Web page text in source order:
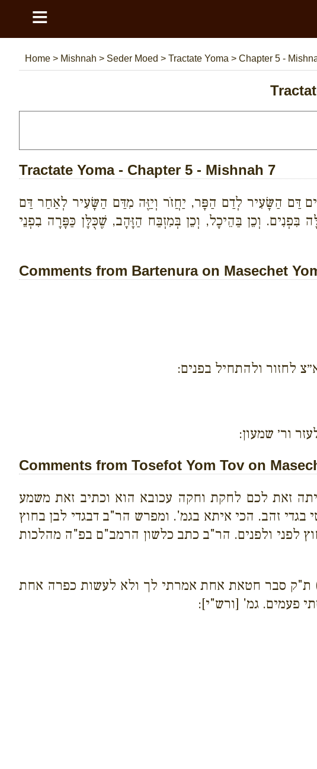
≡
Home > Mishnah > Seder Moed > Tractate Yoma > Chapter 5 -
Tractate Yoma - Chapter 5 - Mishnah 7
דַּם הַשָּׂעִיר לְדַם הַפָּר, יַחֲזֹר וְיַזֶּה מִדַּם הַשָּׂעִיר לְאַחַר דַּם
וְכֵן בַּהֵיכָל, וְכֵן בְּמִזְבַּח הַזָּהָב, שֶׁכֻּלָּן כַּפָּרָה בִפְנֵי
Comments from Bartenura on Masechet
לחזור ולהתחיל בפנים:
ור׳ שמעון:
Comments from Tosefot Yom Tov on
זאת לכם לחקת וחקה עכובא הוא וכתיב זאת משמע
זהב. הכי איתא בגמ'. ומפרש הר"ב דבגדי לבן בחוץ
לפני ולפנים. הר"ב כתב כלשון הרמב"ם בפ"ה מהלכות
ת"ק סבר חטאת אחת אמרתי לך ולא לעשות כפרה אחת
פעמים. גמ' [ורש"י]: